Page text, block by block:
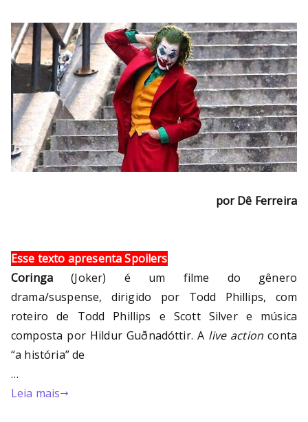
por Dê Ferreira
Esse texto apresenta Spoilers
Coringa(Joker) é um filme do gênero
drama/suspense, dirigido por Todd Phillips, com
roteiro de Todd Phillips e Scott Silver e música
composta por Hildur Guðnadóttir. A live action conta
“a história” de
…
Leia mais